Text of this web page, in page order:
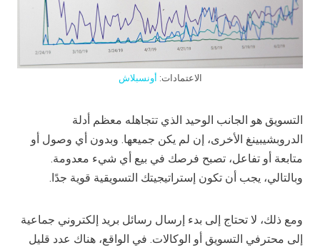
الاعتمادات: أونسبلاش
التسويق هو الجانب الوحيد الذي تتجاهله معظم أدلة
الدروبشيبينغ الأخرى، إن لم يكن جميعها. وبدون أي وصول أو
متابعة أو تفاعل، تصبح فرصك في بيع أي شيء معدومة.
وبالتالي، يجب أن تكون إستراتيجيتك التسويقية قوية جدًا.
ومع ذلك، لا تحتاج إلى بدء إرسال رسائل بريد إلكتروني جماعية
إلى محترفي التسويق أو الوكالات. في الواقع، هناك عدد قليل